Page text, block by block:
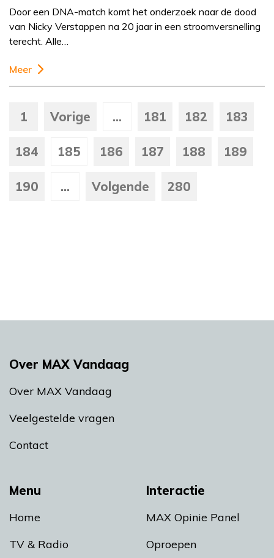
Door een DNA-match komt het onderzoek naar de dood
van Nicky Verstappen na 20 jaar in een stroomversnelling
terecht. Alle…
Meer
1 Vorige ... 181 182 183
184 185 186 187 188 189
190 ... Volgende 280
Menu
Home
TV & Radio
Interactie
MAX Opinie Panel
Oproepen
Over MAX Vandaag
Over MAX Vandaag
Veelgestelde vragen
Contact